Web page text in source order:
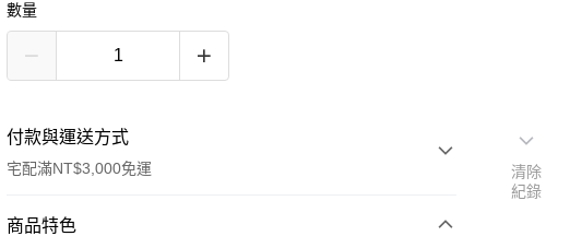
數量
付款與運送方式
宅配滿NT$3,000免運
付款方式
商品特色
清除
紀錄